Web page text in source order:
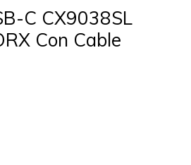
C CX9038SL
Con Cable